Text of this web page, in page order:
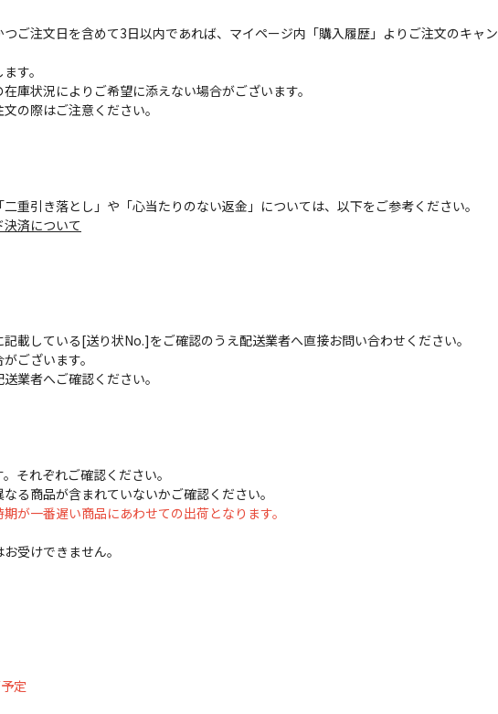
ご注文日を含めて3日以内であれば、マイページ内「購入履歴」よりご注文のキャン
す。
庫状況によりご希望に添えない場合がございます。
の際はご注意ください。
重引き落とし」や「心当たりのない返金」については、以下をご参考ください。
決済について
載している[送り状No.]をご確認のうえ配送業者へ直接お問い合わせください。
ございます。
業者へご確認ください。
それぞれご確認ください。
る商品が含まれていないかご確認ください。
が一番遅い商品にあわせての出荷となります。
受けできません。
定